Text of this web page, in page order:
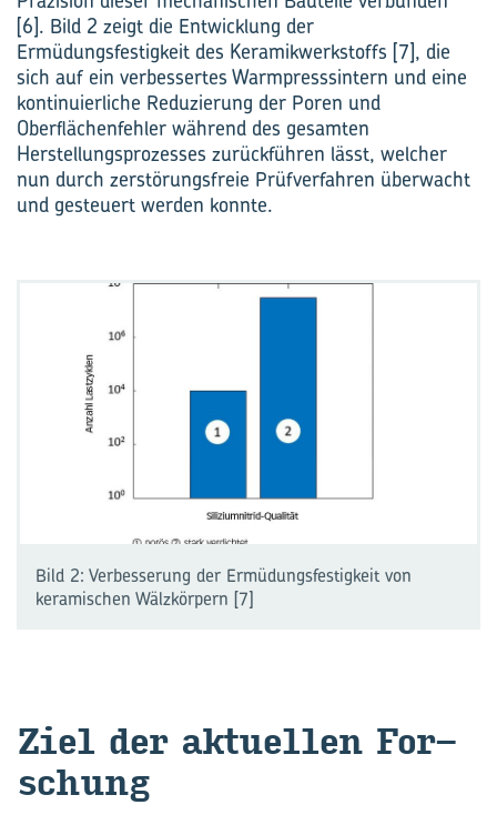
[6]. Bild 2 zeigt die Entwicklung der
Ermüdungsfestigkeit des Keramikwerkstoffs [7], die
sich auf ein verbessertes Warmpresssintern und eine
kontinuierliche Reduzierung der Poren und
Oberflächenfehler während des gesamten
Herstellungsprozesses zurückführen lässt, welcher
nun durch zerstörungsfreie Prüfverfahren überwacht
und gesteuert werden konnte.
Bild 2: Verbesserung der Ermüdungsfestigkeit von
keramischen Wälzkörpern [7]
Ziel der ak­tu­el­len For­
schung